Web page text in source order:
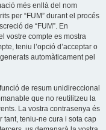
més enllà del nom
per “FUM” durant el procés
de “FUM”. En
vostre compte es mostra
teniu l’opció d’acceptar o
automàticament pel
de resum unidireccional
que no reutilitzeu la
La vostra contrasenya és
tant, teniu-ne cura i sota cap